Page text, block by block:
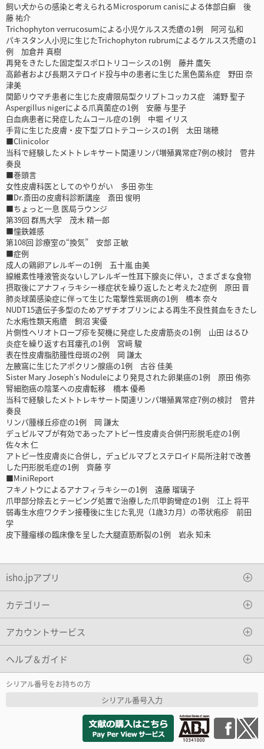
飼い犬からの感染と考えられるMicrosporum canisによる体部白癬 後
藤 祐介
Trichophyton verrucosumによる小児ケルスス禿瘡の1例 阿河 弘和
パキスタン人小児に生じたTrichophyton rubrumによるケルスス禿瘡の1
例 加倉井 真樹
再発をきたした固定型スポロトリコーシスの1例 藤井 鷹矢
高齢者および長期ステロイド投与中の患者に生じた黒色菌糸症 野田 奈
津美
関節リウマチ患者に生じた皮膚限局型クリプトコッカス症 浦野 聖子
Aspergillus nigerによる爪真菌症の1例 安藤 与里子
白血病患者に発症したムコール症の1例 中堀 イリス
手背に生じた皮膚・皮下型プロトテコーシスの1例 太田 瑞穂
■Clinicolor
当科で経験したメトトレキサート関連リンパ増殖異常症7例の検討 菅井
奏良
■巻頭言
女性皮膚科医としてのやりがい 多田 弥生
■Dr.斎田の皮膚科診断講座 斎田 俊明
■ちょっと一息 医局ラウンジ
第39回 群馬大学 茂木 精一郎
■憧鉄雑感
第108回 診療室の“換気” 安部 正敏
■症例
成人の鶏卵アレルギーの1例 五十嵐 由美
線維素性唾液管炎ないしアレルギー性耳下腺炎に伴い，さまざまな食物
摂取後にアナフィラキシー様症状を繰り返したと考えた2症例 原田 晋
肺炎球菌感染症に伴って生じた電撃性紫斑病の1例 橋本 奈々
NUDT15遺伝子多型のためアザチオプリンによる再生不良性貧血をきたし
た水疱性類天疱瘡 飼沼 実優
片側性ヘリオトロープ疹を契機に発症した皮膚筋炎の1例 山田 はるひ
炎症を繰り返す右耳瘻孔の1例 宮﨑 駿
表在性皮膚脂肪腫性母斑の2例 岡 謙太
左腋窩に生じたアポクリン腺癌の1例 古谷 佳美
Sister Mary Josephʼs Noduleにより発見された卵巣癌の1例 原田 侑弥
腎細胞癌の陰茎への皮膚転移 橋本 優希
当科で経験したメトトレキサート関連リンパ増殖異常症7例の検討 菅井
奏良
リンパ腫様丘疹症の1例 岡 謙太
デュピルマブが有効であったアトピー性皮膚炎合併円形脱毛症の1例
佐々木 仁
アトピー性皮膚炎に合併し，デュピルマブとステロイド局所注射で改善
した円形脱毛症の1例 齊藤 亨
■MiniReport
フキノトウによるアナフィラキシーの1例 遠藤 瑠璃子
爪甲部分除去とテーピング処置で治療した爪甲鉤彎症の1例 江上 将平
弱毒生水痘ワクチン接種後に生じた乳児（1歳3カ月）の帯状疱疹 前田
学
皮下腫瘤様の臨床像を呈した大腿直筋断裂の1例 岩永 知未
isho.jpアプリ
カテゴリー
アカウントサービス
ヘルプ＆ガイド
シリアル番号をお持ちの方
シリアル番号入力